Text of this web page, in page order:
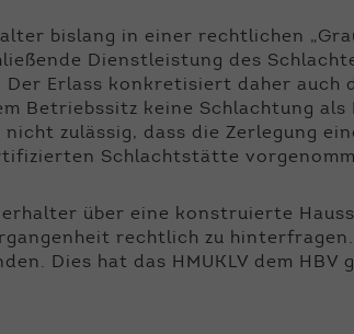
bislang in einer rechtlichen
Dienstleistung des
Erlass konkretisiert daher auch
Betriebssitz keine Schlachtung
zulässig, dass die Zerlegung
Schlachtstätte
über eine konstruierte
rechtlich zu
Dies hat das HMUKLV dem HBV